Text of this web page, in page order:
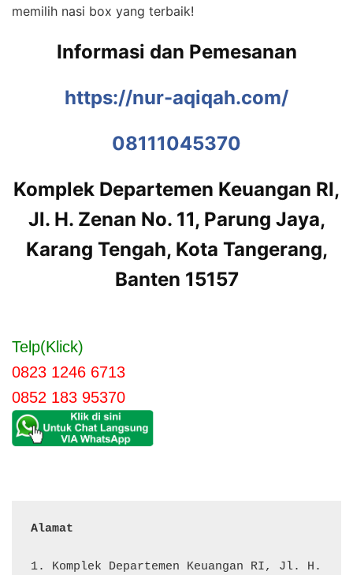
memilih nasi box yang terbaik!
Informasi dan Pemesanan
https://nur-aqiqah.com/
08111045370
Komplek Departemen Keuangan RI,
Jl. H. Zenan No. 11, Parung Jaya,
Karang Tengah, Kota Tangerang,
Banten 15157
Telp(Klick)
0823 1246 6713
0852 183 95370
Alamat
1. Komplek Departemen Keuangan RI, Jl. H.